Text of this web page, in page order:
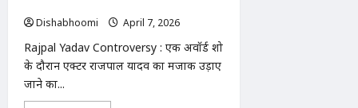
Dishabhoomi
April 7, 2026
Rajpal Yadav Controversy : एक अवॉर्ड शो
के दौरान एक्टर राजपाल यादव का मजाक उड़ाए
जाने का...